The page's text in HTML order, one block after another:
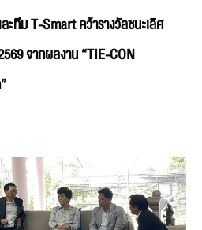
ทีม T-Smart คว้ารางวัลชนะเลิศ
จากผลงาน “TIE-CON